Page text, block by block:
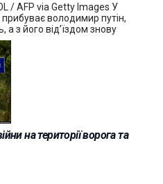
/ AFP via Getty Images У
прибуває володимир путін,
а з його від’їздом знову
на території ворога та